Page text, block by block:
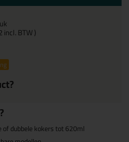
incl. BTW )
dubbele kokers tot 620ml